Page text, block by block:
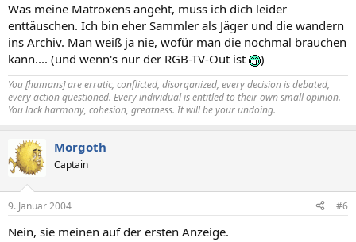
Was meine Matroxens angeht, muss ich dich leider
enttäuschen. Ich bin eher Sammler als Jäger und die wandern
ins Archiv. Man weiß ja nie, wofür man die nochmal brauchen
kann.... (und wenn's nur der RGB-TV-Out ist
)
You [humans] are erratic, conflicted, disorganized, every decision is debated,
every action questioned. Every individual is entitled to their own small opinion.
You lack harmony, cohesion, greatness. It will be your undoing.
Morgoth
Captain
9. Januar 2004 #6
Nein, sie meinen auf der ersten Anzeige.